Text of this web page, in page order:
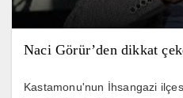
Naci Görür’den dikkat
Kastamonu'nun İhsangazi